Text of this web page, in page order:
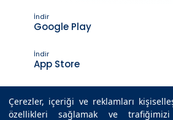
Çerezler, içeriği ve reklamları
özellikleri sağlamak ve
İndir
Google Play
İndir
App Store